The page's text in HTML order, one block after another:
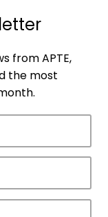
from APTE,
the most